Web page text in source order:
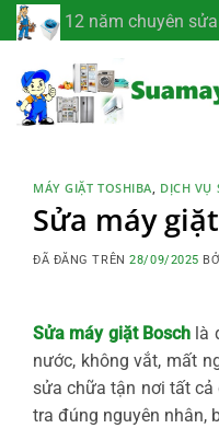
Chuyển
đến
dung
12 năm chuyên
MÁY GIẶT TOSHIBA, DỊCH VỤ
Sửa máy
ĐÃ ĐĂNG TRÊN28/09/2025
Sửa máy giặt Bosch là
nước, không vắt, mất
sửa chữa tận nơi tất cả
tra đúng nguyên nhân,